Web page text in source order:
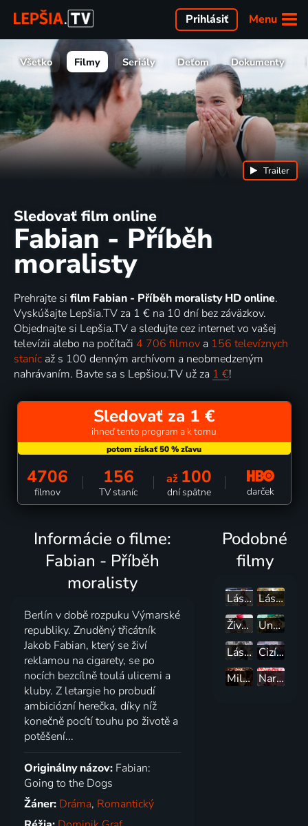
Menu
Prihlásiť
Všetko Filmy Seriály Deťom Dokumenty
Sledovať film online
Fabian - Příběh
moralisty
Trailer
Prehrajte si film Fabian - Příběh moralisty HD online.
Vyskúšajte Lepšia.TV za 1 € na 10 dní bez záväzkov.
Objednajte si Lepšia.TV a sledujte cez internet vo vašej
televízii alebo na počítači 4 706 filmov a 156 televíznych
staníc až s 100 denným archívom a neobmedzeným
nahrávaním. Bavte sa s Lepšiou.TV už za 1 €!
Sledovať za 1 €
ihneď tento program a k tomu
4706
filmov
156
TV staníc
až 100
dní spätne darček
Informácie o filme:
Fabian - Příběh
moralisty
Berlín v době rozpuku Výmarské
republiky. Znuděný třicátník
Jakob Fabian, který se živí
reklamou na cigarety, se po
nocích bezcílně toulá ulicemi a
kluby. Z letargie ho probudí
ambiciózní herečka, díky níž
konečně pocítí touhu po životě a
potěšení...
Originálny názov: Fabian:
Going to the Dogs
Žáner: Dráma, Romantický
Podobné
filmy
Láska na Mykonose
Láska na Istrii
Život nie je škôlka
Undine
Láska ze střední
Cizí jazyk
Miluj svého robota
Narušitel systému